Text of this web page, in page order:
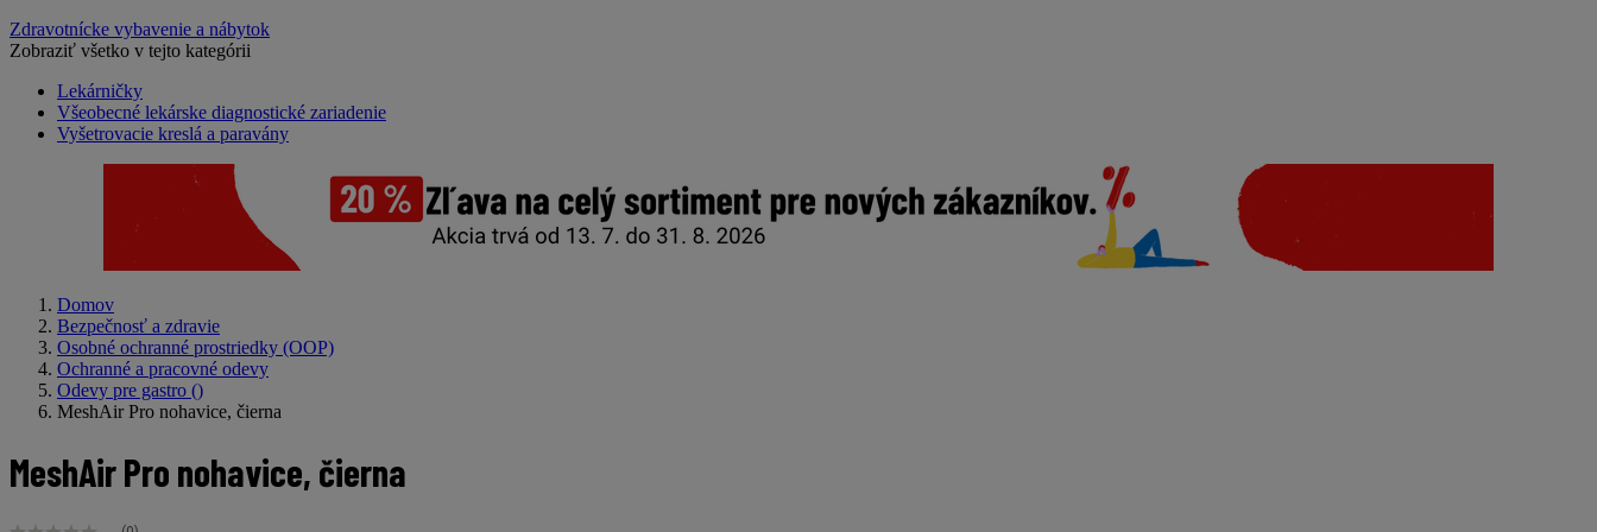
Zdravotnícke vybavenie a nábytok
Zobraziť všetko v tejto kategórii
Lekárničky
Všeobecné lekárske diagnostické zariadenie
Vyšetrovacie kreslá a paravány
Domov
Bezpečnosť a zdravie
Osobné ochranné prostriedky (OOP)
Ochranné a pracovné odevy
Odevy pre gastro ()
MeshAir Pro nohavice, čierna
MeshAir Pro nohavice, čierna